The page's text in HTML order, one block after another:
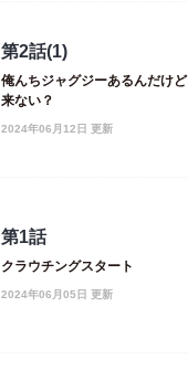
第2話(1)
俺んちジャグジーあるんだけど
来ない？
2024年06月12日 更新
第1話
クラウチングスタート
2024年06月05日 更新